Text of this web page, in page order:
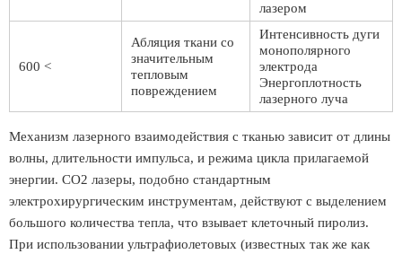
лазером
600 <
Абляция ткани со
значительным
тепловым
повреждением
Интенсивность дуги
монополярного
электрода
Энергоплотность
лазерного луча
Механизм лазерного взаимодействия с тканью зависит от длины
волны, длительности импульса, и режима цикла прилагаемой
энергии. СО2 лазеры, подобно стандартным
электрохирургическим инструментам, действуют с выделением
большого количества тепла, что взывает клеточный пиролиз.
При использовании ультрафиолетовых (известных так же как